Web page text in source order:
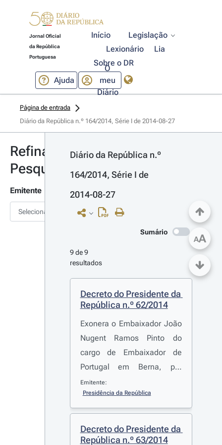
Jornal Oficial
da República
Portuguesa
Início
Legislação
Lexionário
Lia
Sobre o DR
Ajuda
O
meu
Diário
Página de entrada
Diário da República n.º 164/2014, Série I de 2014-08-27
Refinar
Pesquisa
Emitente
Selecionar
Diário da República n.º
164/2014, Série I de
2014-08-27
Sumário
9 de 9
resultados
Decreto do Presidente da
República n.º 62/2014
Exonera o Embaixador João
Nugent Ramos Pinto do
cargo de Embaixador de
Portugal em Berna, por
passar à disponibilidade
Emitente:
Presidência da República
Decreto do Presidente da
República n.º 63/2014
AA